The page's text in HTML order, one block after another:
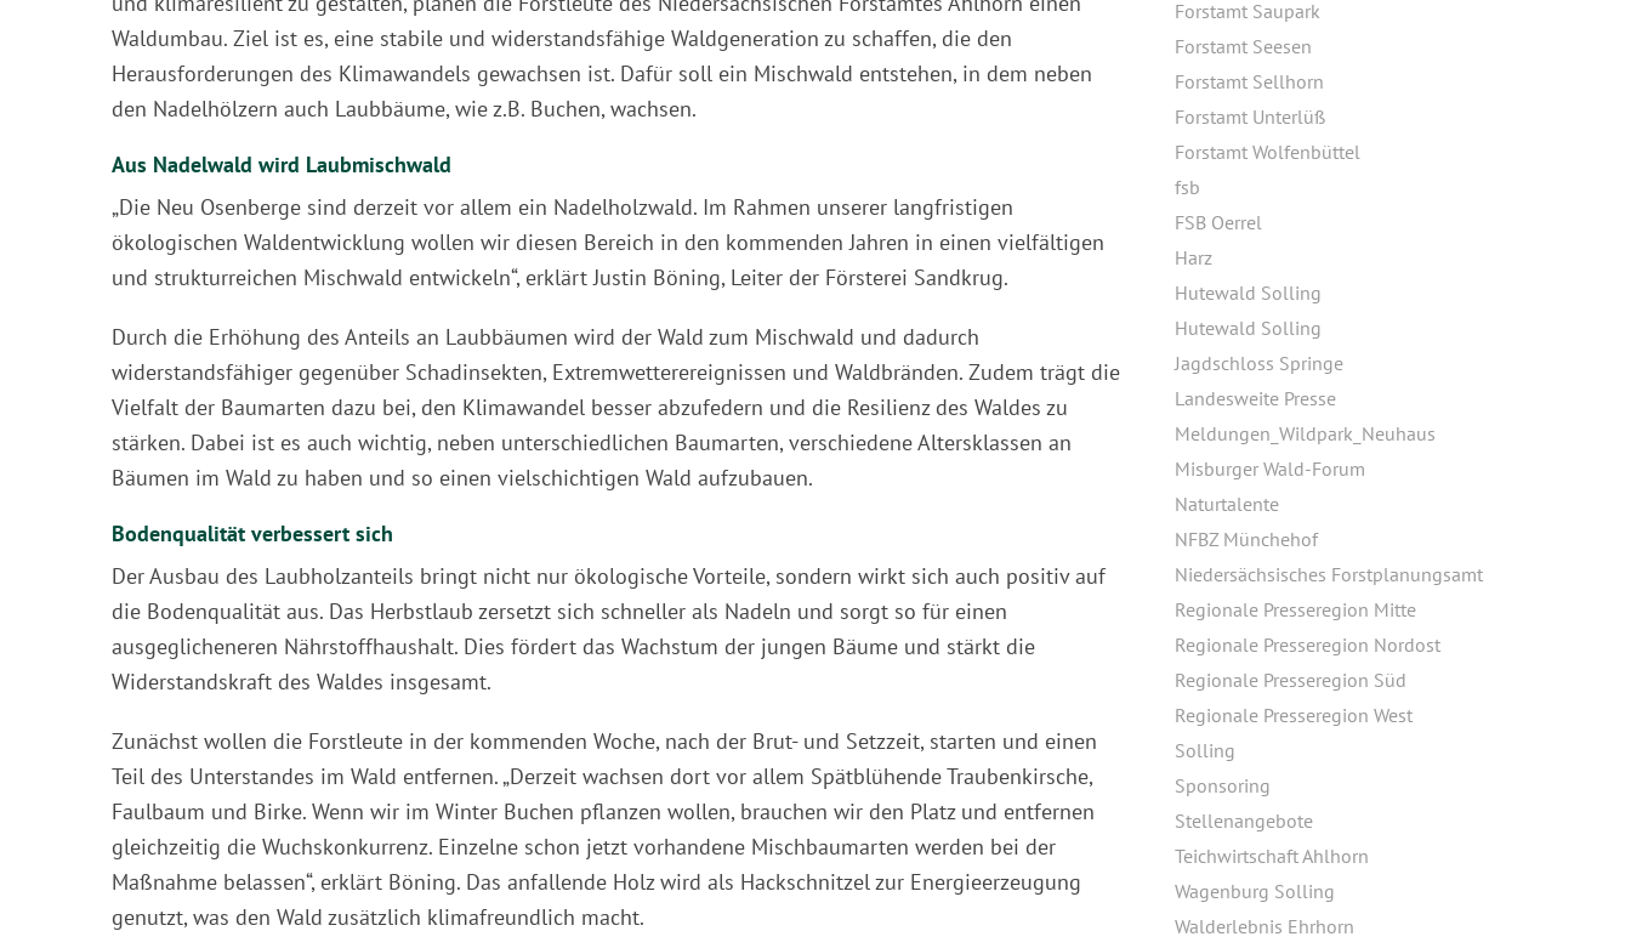
Waldumbau. Ziel ist es, eine stabile und widerstandsfähige Waldgeneration zu schaffen, die den
Herausforderungen des Klimawandels gewachsen ist. Dafür soll ein Mischwald entstehen, in dem neben
den Nadelhölzern auch Laubbäume, wie z.B. Buchen, wachsen.
Aus Nadelwald wird Laubmischwald
„Die Neu Osenberge sind derzeit vor allem ein Nadelholzwald. Im Rahmen unserer langfristigen
ökologischen Waldentwicklung wollen wir diesen Bereich in den kommenden Jahren in einen vielfältigen
und strukturreichen Mischwald entwickeln“, erklärt Justin Böning, Leiter der Försterei Sandkrug.
Durch die Erhöhung des Anteils an Laubbäumen wird der Wald zum Mischwald und dadurch
widerstandsfähiger gegenüber Schadinsekten, Extremwetterereignissen und Waldbränden. Zudem trägt die
Vielfalt der Baumarten dazu bei, den Klimawandel besser abzufedern und die Resilienz des Waldes zu
stärken. Dabei ist es auch wichtig, neben unterschiedlichen Baumarten, verschiedene Altersklassen an
Bäumen im Wald zu haben und so einen vielschichtigen Wald aufzubauen.
Bodenqualität verbessert sich
Der Ausbau des Laubholzanteils bringt nicht nur ökologische Vorteile, sondern wirkt sich auch positiv auf
die Bodenqualität aus. Das Herbstlaub zersetzt sich schneller als Nadeln und sorgt so für einen
ausgeglicheneren Nährstoffhaushalt. Dies fördert das Wachstum der jungen Bäume und stärkt die
Widerstandskraft des Waldes insgesamt.
Zunächst wollen die Forstleute in der kommenden Woche, nach der Brut- und Setzzeit, starten und einen
Teil des Unterstandes im Wald entfernen. „Derzeit wachsen dort vor allem Spätblühende Traubenkirsche,
Faulbaum und Birke. Wenn wir im Winter Buchen pflanzen wollen, brauchen wir den Platz und entfernen
gleichzeitig die Wuchskonkurrenz. Einzelne schon jetzt vorhandene Mischbaumarten werden bei der
Maßnahme belassen“, erklärt Böning. Das anfallende Holz wird als Hackschnitzel zur Energieerzeugung
genutzt, was den Wald zusätzlich klimafreundlich macht.
Forstamt Saupark
Forstamt Seesen
Forstamt Sellhorn
Forstamt Unterlüß
Forstamt Wolfenbüttel
fsb
FSB Oerrel
Harz
Hutewald Solling
Hutewald Solling
Jagdschloss Springe
Landesweite Presse
Meldungen_Wildpark_Neuhaus
Misburger Wald-Forum
Naturtalente
NFBZ Münchehof
Niedersächsisches Forstplanungsamt
Regionale Presseregion Mitte
Regionale Presseregion Nordost
Regionale Presseregion Süd
Regionale Presseregion West
Solling
Sponsoring
Stellenangebote
Teichwirtschaft Ahlhorn
Wagenburg Solling
Walderlebnis Ehrhorn